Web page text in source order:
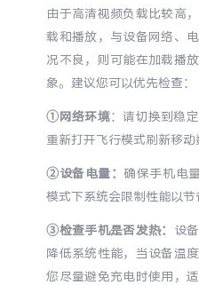
S60
S50 Pro mini
Y600 Turbo
iQOO Z11i
vivo TWS 5 Pro
由于高清视频负载比较高
载和播放，与设备网络、
况不良，则可能在加载播
象。建议您可以优先检查：
①网络环境：请切换到稳
重新打开飞行模式刷新移动
②设备电量：确保手机电
模式下系统会限制性能以节
③检查手机是否发热： 设
降低系统性能，当设备温
您尽量避免充电时使用，